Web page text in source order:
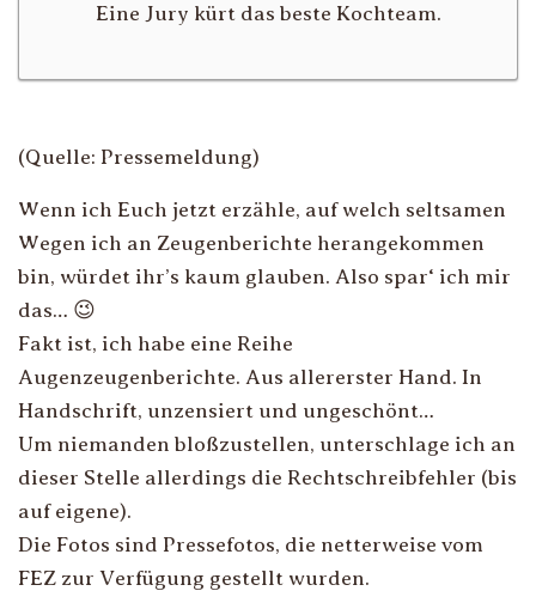
Eine Jury kürt das beste Kochteam.
(Quelle: Pressemeldung)
Wenn ich Euch jetzt erzähle, auf welch seltsamen
Wegen ich an Zeugenberichte herangekommen
bin, würdet ihr’s kaum glauben. Also spar‘ ich mir
das… 😉
Fakt ist, ich habe eine Reihe
Augenzeugenberichte. Aus allererster Hand. In
Handschrift, unzensiert und ungeschönt…
Um niemanden bloßzustellen, unterschlage ich an
dieser Stelle allerdings die Rechtschreibfehler (bis
auf eigene).
Die Fotos sind Pressefotos, die netterweise vom
FEZ zur Verfügung gestellt wurden.